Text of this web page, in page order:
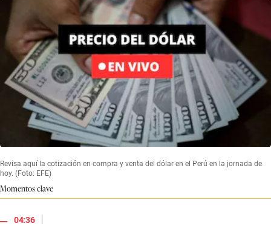
Revisa aquí la cotización en compra y venta del dólar en el Perú en la jornada de
hoy. (Foto: EFE)
Momentos clave
04:36
|